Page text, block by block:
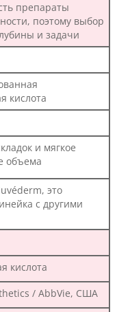
препараты
поэтому выбор
и задачи
кислота
и мягкое
объема
это
с другими
кислота
/ AbbVie, США